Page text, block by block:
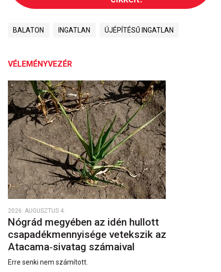
BALATON INGATLAN ÚJÉPÍTÉSŰ INGATLAN
VÉLEMÉNYVEZÉR
2026. AUGUSZTUS 4.
Nógrád megyében az idén hullott
csapadékmennyisége vetekszik az
Atacama‑sivatag számaival
Erre senki nem számított.